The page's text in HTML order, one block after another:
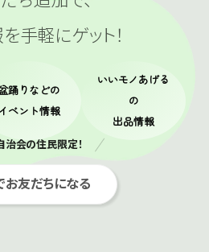
手軽にゲット！
踊りなどの
イベント情報
いいモノあげる
の
出品情報
治会の住民限定！
お友だちになる